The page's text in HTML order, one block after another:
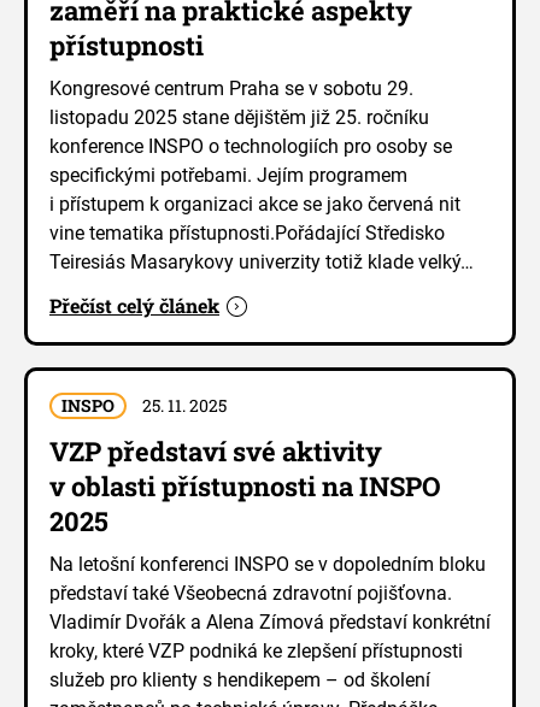
zaměří na praktické aspekty
přístupnosti
Kongresové centrum Praha se v sobotu 29.
listopadu 2025 stane dějištěm již 25. ročníku
konference INSPO o technologiích pro osoby se
specifickými potřebami. Jejím programem
i přístupem k organizaci akce se jako červená nit
vine tematika přístupnosti.Pořádající Středisko
Teiresiás Masarykovy univerzity totiž klade velký…
Přečíst celý článek
INSPO 25. 11. 2025
VZP představí své aktivity
v oblasti přístupnosti na INSPO
2025
Na letošní konferenci INSPO se v dopoledním bloku
představí také Všeobecná zdravotní pojišťovna.
Vladimír Dvořák a Alena Zímová představí konkrétní
kroky, které VZP podniká ke zlepšení přístupnosti
služeb pro klienty s hendikepem – od školení